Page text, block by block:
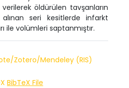
öldürülen tavşanların
alınan seri kesitlerde infarkt
ile volümleri saptanmıştır.
Zotero/Mendeley (RIS)
BibTeX File